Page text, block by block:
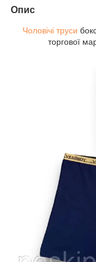
Опис
Чоловічі труси
торгової